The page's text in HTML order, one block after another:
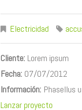
Electricidad
Cliente: Lorem ipsum
Fecha: 07/07/2012
Información: Phasellus
Lanzar proyecto